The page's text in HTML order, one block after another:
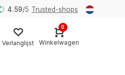
4.59/5 Trusted-shops
Verlanglijst
0
Winkelwagen